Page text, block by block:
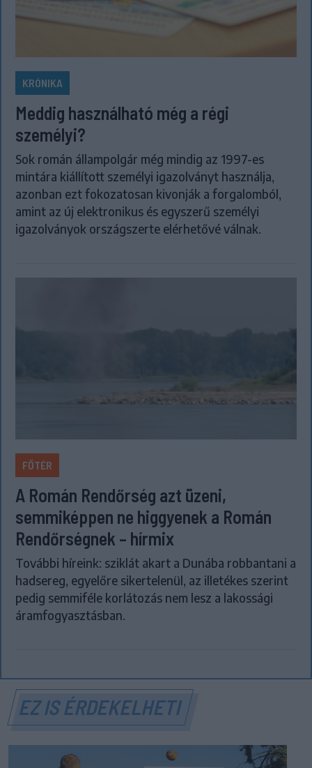
KRÓNIKA
Meddig használható még a régi
személyi?
Sok román állampolgár még mindig az 1997-es
mintára kiállított személyi igazolványt használja,
azonban ezt fokozatosan kivonják a forgalomból,
amint az új elektronikus és egyszerű személyi
igazolványok országszerte elérhetővé válnak.
FŐTÉR
A Román Rendőrség azt üzeni,
semmiképpen ne higgyenek a Román
Rendőrségnek – hírmix
További híreink: sziklát akart a Dunába robbantani a
hadsereg, egyelőre sikertelenül, az illetékes szerint
pedig semmiféle korlátozás nem lesz a lakossági
áramfogyasztásban.
EZ IS ÉRDEKELHETI